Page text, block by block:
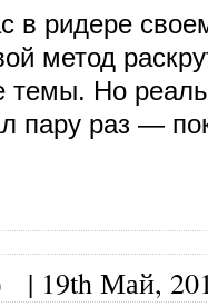
в ридере
метод
темы. Но
пару раз —
| 19th Май,